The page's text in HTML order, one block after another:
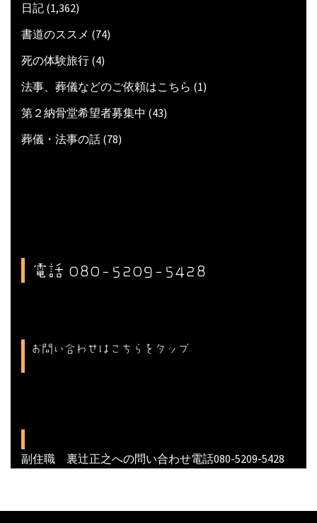
日記 (1,362)
書道のススメ (74)
死の体験旅行 (4)
法事、葬儀などのご依頼はこちら (1)
第２納骨堂希望者募集中 (43)
葬儀・法事の話 (78)
電話 080-5209-5428
お問い合わせはこちらをタップ
副住職 裏辻正之への問い合わせ電話080-5209-5428